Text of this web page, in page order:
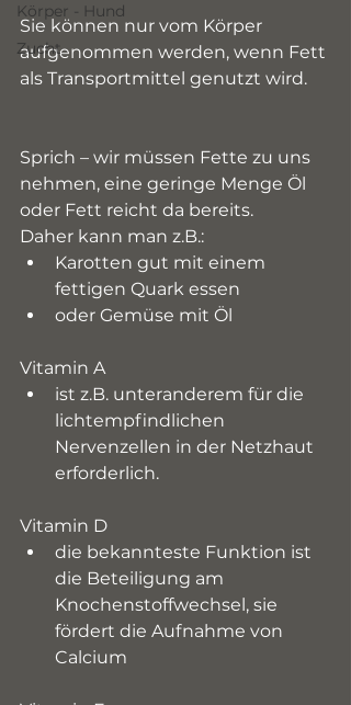
Körper - Hund
Zucht
Sie können nur vom Körper
aufgenommen werden, wenn Fett
als Transportmittel genutzt wird.
Sprich – wir müssen Fette zu uns
nehmen, eine geringe Menge Öl
oder Fett reicht da bereits.
Daher kann man z.B.:
Karotten gut mit einem
fettigen Quark essen
oder Gemüse mit Öl
Vitamin A
ist z.B. unteranderem für die
lichtempfindlichen
Nervenzellen in der Netzhaut
erforderlich.
Vitamin D
die bekannteste Funktion ist
die Beteiligung am
Knochenstoffwechsel, sie
fördert die Aufnahme von
Calcium